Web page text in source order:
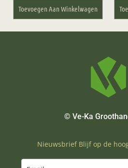
Toevoegen Aan Winkelwagen
© Ve-Ka
Nieuwsbrief Blijf op de